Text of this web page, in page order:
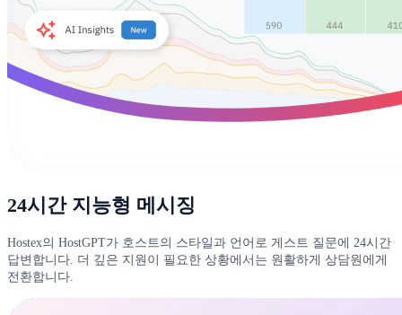
24시간 지능형 메시징
Hostex의 HostGPT가 호스트의 스타일과 언어로 게스트 질문에 24시간
답변합니다. 더 깊은 지원이 필요한 상황에서는 원활하게 상담원에게
전환합니다.